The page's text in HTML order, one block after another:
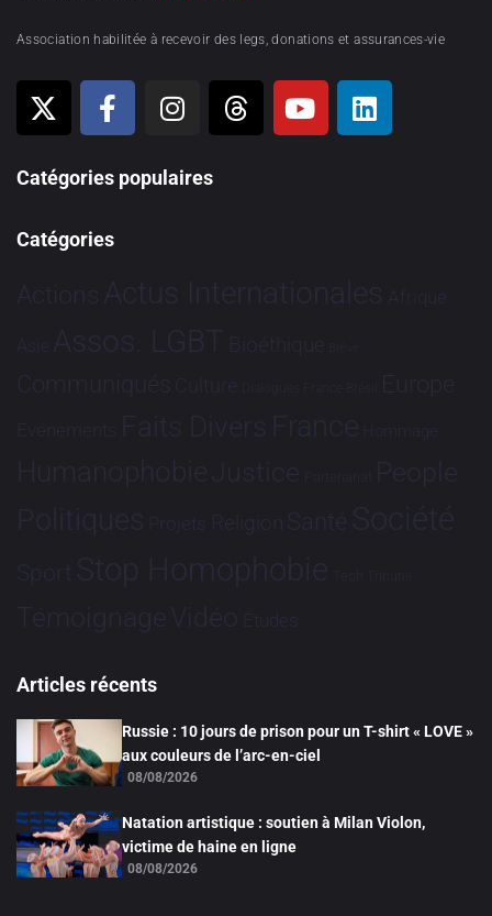
Association habilitée à recevoir des legs, donations et assurances-vie
Catégories populaires
Catégories
Actions Actus Internationales Afrique
Asie Assos. LGBT Bioéthique Brève
Communiqués Culture Dialogues France-Brésil Europe
Evénements Faits Divers France Hommage
HumanophobieJustice Partenariat People
Politiques Projets Religion Santé Société
Sport Stop Homophobie Tech Tribune
TémoignageVidéo Études
Articles récents
Russie : 10 jours de prison pour un T-shirt « LOVE »
aux couleurs de l’arc-en-ciel
08/08/2026
Natation artistique : soutien à Milan Violon,
victime de haine en ligne
08/08/2026